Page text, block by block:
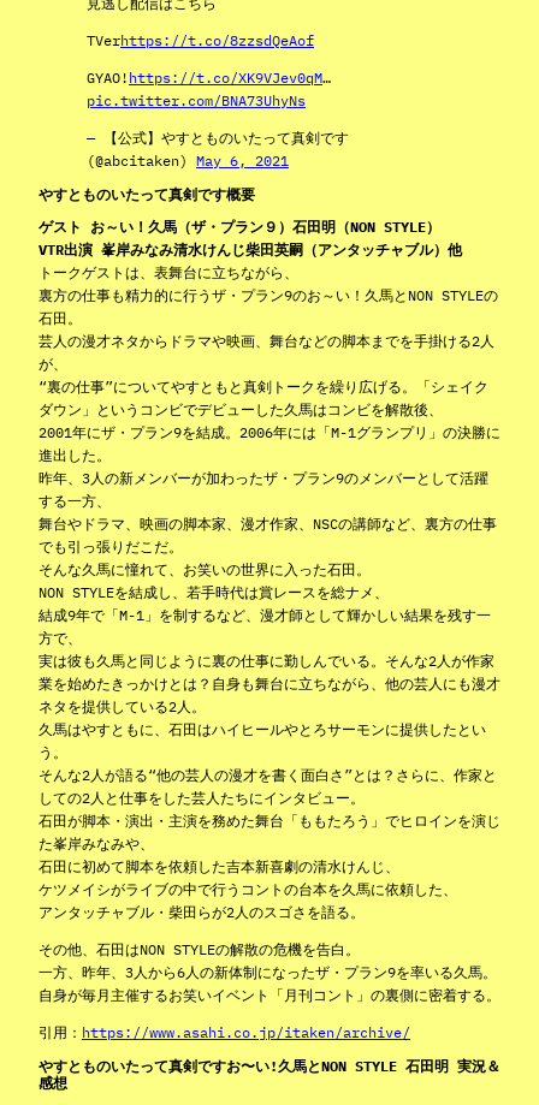
TVerhttps://t.co/8zzsdQeAof
GYAO! https://t.co/XK9VJev0qM…
pic.twitter.com/BNA73UhyNs
— 【公式】やすとものいたって真剣です
(@abcitaken) May 6, 2021
やすとものいたって真剣です概要
ゲスト お～い！久馬（ザ・プラン９）石田明（NON STYLE）
VTR出演 峯岸みなみ清水けんじ柴田英嗣（アンタッチャブル）他
トークゲストは、表舞台に立ちながら、
裏方の仕事も精力的に行うザ・プラン9のお～い！久馬とNON STYLEの
石田。
芸人の漫才ネタからドラマや映画、舞台などの脚本までを手掛ける2人
が、
“裏の仕事”についてやすともと真剣トークを繰り広げる。「シェイク
ダウン」というコンビでデビューした久馬はコンビを解散後、
2001年にザ・プラン9を結成。2006年には「M-1グランプリ」の決勝に
進出した。
昨年、3人の新メンバーが加わったザ・プラン9のメンバーとして活躍
する一方、
舞台やドラマ、映画の脚本家、漫才作家、NSCの講師など、裏方の仕事
でも引っ張りだこだ。
そんな久馬に憧れて、お笑いの世界に入った石田。
NON STYLEを結成し、若手時代は賞レースを総ナメ、
結成9年で「M-1」を制するなど、漫才師として輝かしい結果を残す一
方で、
実は彼も久馬と同じように裏の仕事に勤しんでいる。そんな2人が作家
業を始めたきっかけとは？自身も舞台に立ちながら、他の芸人にも漫才
ネタを提供している2人。
久馬はやすともに、石田はハイヒールやとろサーモンに提供したとい
う。
そんな2人が語る“他の芸人の漫才を書く面白さ”とは？さらに、作家と
しての2人と仕事をした芸人たちにインタビュー。
石田が脚本・演出・主演を務めた舞台「ももたろう」でヒロインを演じ
た峯岸みなみや、
石田に初めて脚本を依頼した吉本新喜劇の清水けんじ、
ケツメイシがライブの中で行うコントの台本を久馬に依頼した、
アンタッチャブル・柴田らが2人のスゴさを語る。
その他、石田はNON STYLEの解散の危機を告白。
一方、昨年、3人から6人の新体制になったザ・プラン9を率いる久馬。
自身が毎月主催するお笑いイベント「月刊コント」の裏側に密着する。
引用： https://www.asahi.co.jp/itaken/archive/
やすとものいたって真剣ですお〜い!久馬とNON STYLE 石田明 実況＆
感想